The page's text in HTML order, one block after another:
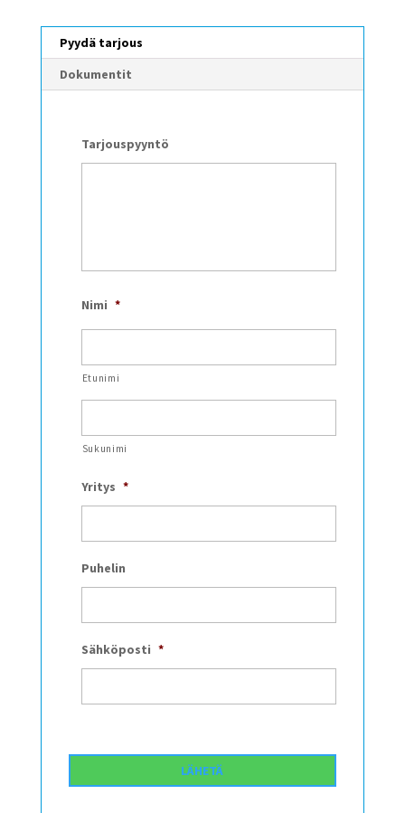
Pyydä tarjous
Dokumentit
Tarjouspyyntö
Nimi *
Etunimi
Sukunimi
Yritys *
Puhelin
Sähköposti *